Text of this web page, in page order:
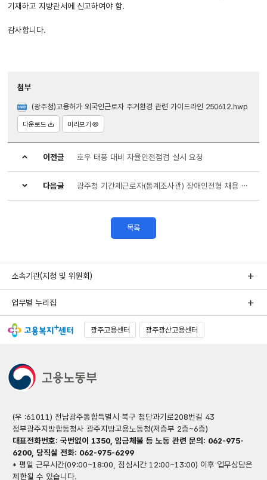
기재하고 지방관서에 신고하여야 함.
감사합니다.
첨부
(광주청)고용허가 외국인근로자 주거환경 관련 가이드라인 250612.hwp
다운로드 미리보기
이전글 호우 태풍 대비 자율안전점검 실시 요청
다음글 광주청 기간제근로자(통계조사관) 장애인전형 채용 재공고
목록
소속기관(지청 및 위원회)
업무별 누리집
광주고용센터 광주광산고용센터
(우 :61011) 전남광주통합특별시 북구 첨단과기로208번길 43
정부광주지방합동청사 광주지방고용노동청(저층부 2층~6층)
대표전화번호: 국번없이 1350, 임금체불 등 노동 관련 문의: 062-975-
6200, 당직실 전화: 062-975-6299
* 평일 근무시간(09:00~18:00, 점심시간 12:00~13:00) 이후 업무상담은
제한될 수 있습니다.